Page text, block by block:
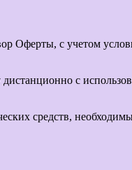
Оферты, с учетом
с
средств,